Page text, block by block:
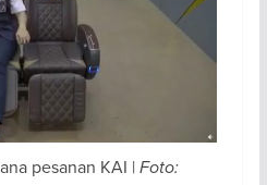
pesanan KAI | Foto: